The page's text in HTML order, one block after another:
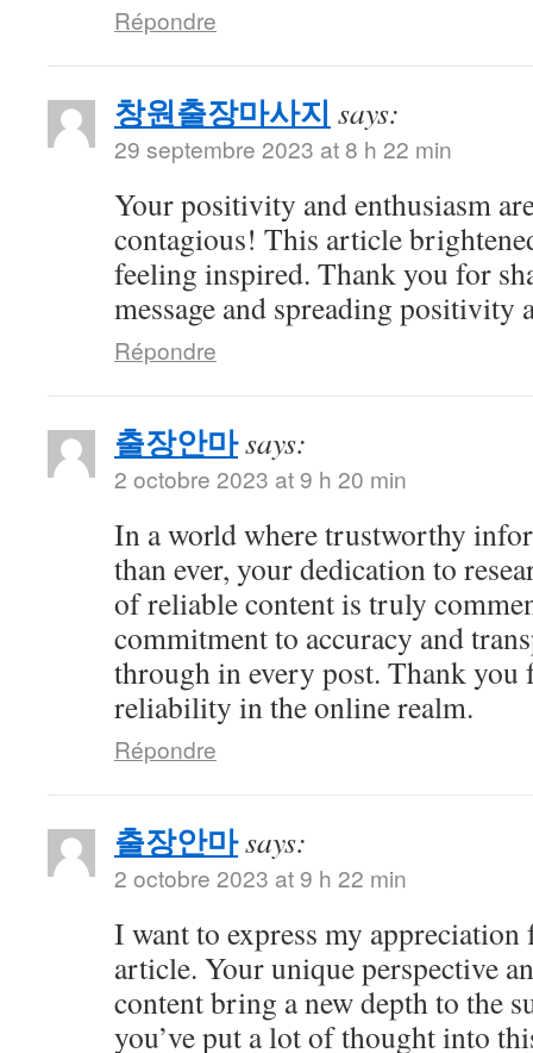
Répondre
창원출장마사지 says:
29 septembre 2023 at 8 h 22 min
Your positivity and enthusiasm
contagious! This article
feeling inspired. Thank you for
message and spreading positivity
Répondre
출장안마says:
2 octobre 2023 at 9 h 20 min
In a world where trustworthy
than ever, your dedication to
of reliable content is truly
commitment to accuracy and
through in every post. Thank you
reliability in the online realm.
Répondre
출장안마says:
2 octobre 2023 at 9 h 22 min
I want to express my
article. Your unique perspective
content bring a new depth to the
you’ve put a lot of thought into